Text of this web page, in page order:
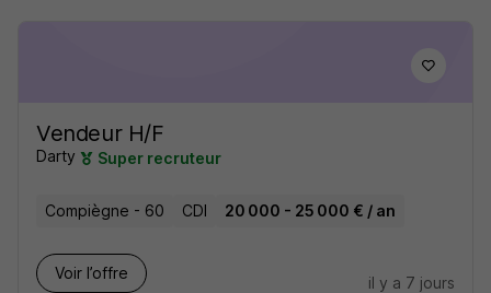
Vendeur H/F
Darty Super recruteur
Compiègne - 60 CDI 20 000 - 25 000 € / an
Voir l’offre
il y a 7 jours